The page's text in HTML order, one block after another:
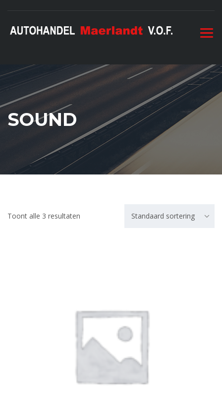
SOUND
Toont alle 3 resultaten Standaard sortering